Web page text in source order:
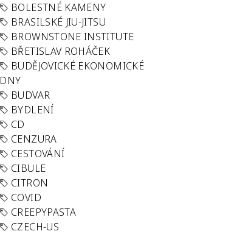
BOLESTNÉ KAMENY
BRASILSKÉ JIU-JITSU
BROWNSTONE INSTITUTE
BŘETISLAV ROHÁČEK
BUDĚJOVICKÉ EKONOMICKÉ
DNY
BUDVAR
BYDLENÍ
CD
CENZURA
CESTOVÁNÍ
CIBULE
CITRON
COVID
CREEPYPASTA
CZECH-US